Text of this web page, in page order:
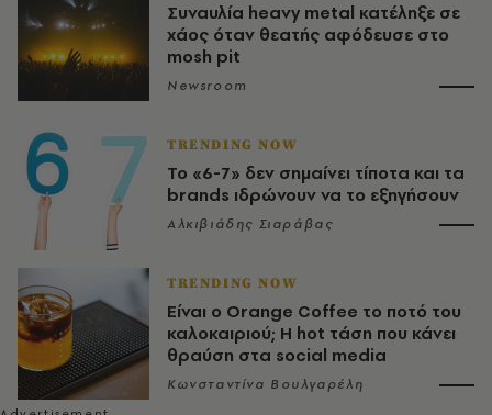
Συναυλία heavy metal κατέληξε σε
χάος όταν θεατής αφόδευσε στο
mosh pit
Newsroom
TRENDING NOW
Το «6-7» δεν σημαίνει τίποτα και τα
brands ιδρώνουν να το εξηγήσουν
Αλκιβιάδης Σιαράβας
TRENDING NOW
Είναι ο Orange Coffee το ποτό του
καλοκαιριού; Η hot τάση που κάνει
θραύση στα social media
Κωνσταντίνα Βουλγαρέλη